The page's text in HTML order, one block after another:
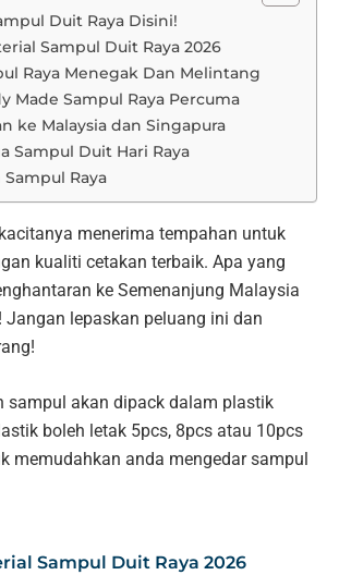
Duit Raya Disini!
Sampul Duit Raya 2026
Raya Menegak Dan Melintang
Made Sampul Raya Percuma
ke Malaysia dan Singapura
Sampul Duit Hari Raya
Sampul Raya
menerima tempahan untuk
kualiti cetakan terbaik. Apa yang
ke Semenanjung Malaysia
Jangan lepaskan peluang ini dan
sampul akan dipack dalam plastik
boleh letak 5pcs, 8pcs atau 10pcs
memudahkan anda mengedar sampul
Sampul Duit Raya 2026